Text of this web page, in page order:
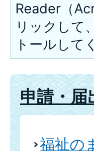
Reader（
リックして
トールして
申請・届
福祉の